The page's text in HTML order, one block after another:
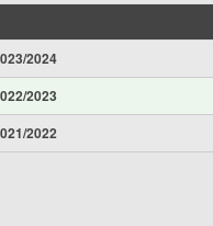
2024
2023
2022